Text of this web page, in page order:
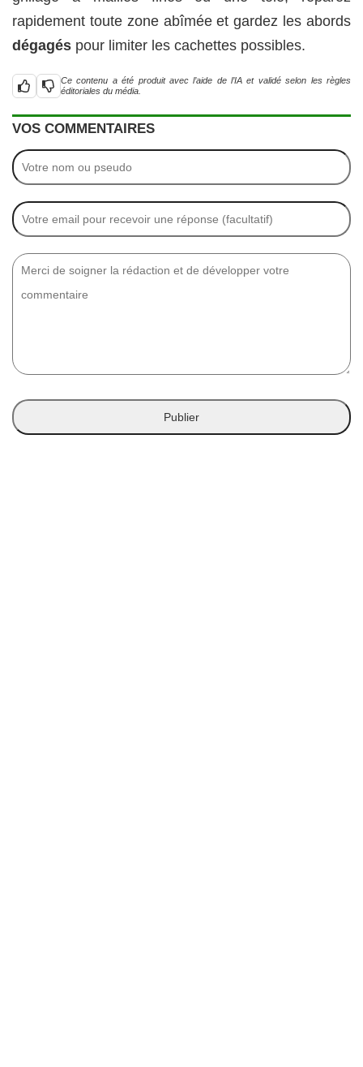
rapidement toute zone abîmée et gardez les abords
dégagés pour limiter les cachettes possibles.
Ce contenu a été produit avec l’aide de l’IA et validé selon les règles
éditoriales du média.
VOS COMMENTAIRES